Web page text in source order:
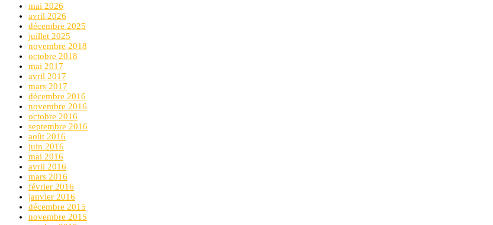
mai 2026
avril 2026
décembre 2025
juillet 2025
novembre 2018
octobre 2018
mai 2017
avril 2017
mars 2017
décembre 2016
novembre 2016
octobre 2016
septembre 2016
août 2016
juin 2016
mai 2016
avril 2016
mars 2016
février 2016
janvier 2016
décembre 2015
novembre 2015